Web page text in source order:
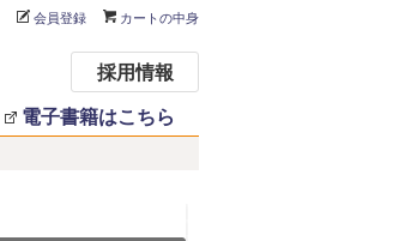
会員登録 カートの中身
電子書籍はこちら
採用情報